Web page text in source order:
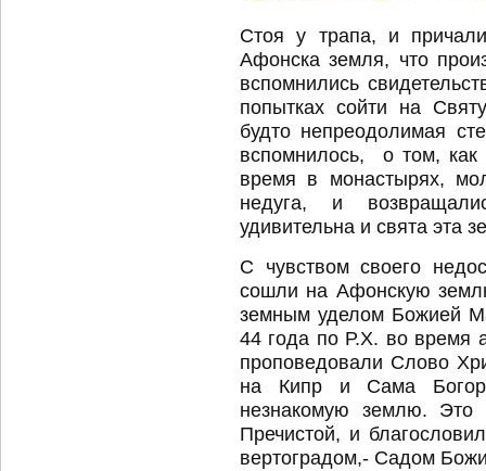
Стоя у трапа, и
Афонска земля, что
вспомнились
попытках сойти на
будто непреодолимая
вспомнилось, о том, как
время в монастырях,
недуга, и
удивительна и свята эта
С чувством своего
сошли на Афонскую
земным уделом Божией
44 года по Р.Х. во время
проповедовали Слово
на Кипр и Сама
незнакомую землю. Это
Пречистой, и
вертоградом,- Садом